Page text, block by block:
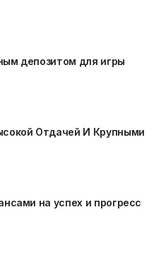
депозитом для игры
Отдачей И Крупными
на успех и прогресс